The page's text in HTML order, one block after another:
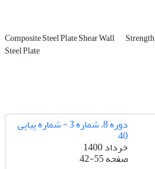
Composite Steel Plate Shear Wall Strength
Steel Plate
دوره 8، شماره 3 - شماره پیاپی
40
خرداد 1400
صفحه42-55